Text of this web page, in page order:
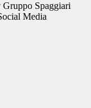
Gruppo Spaggiari
Media